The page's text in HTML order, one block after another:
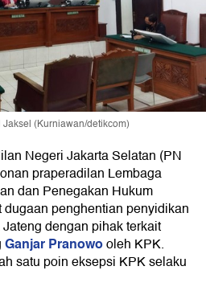
(Kurniawan/detikcom)
Negeri Jakarta Selatan (PN
praperadilan Lembaga
dan Penegakan Hukum
penghentian penyidikan
dengan pihak terkait
Ganjar Pranowooleh KPK.
satu poin eksepsi KPK selaku